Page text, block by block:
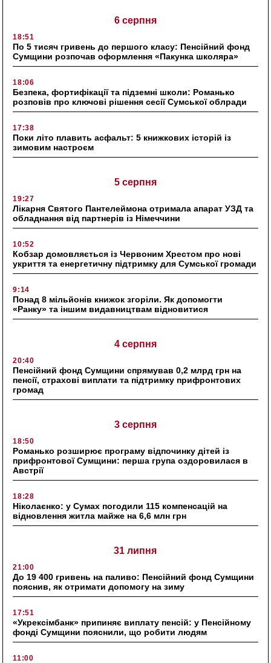
6 серпня
18:51
По 5 тисяч гривень до першого класу: Пенсійний фонд
Сумщини розпочав оформлення «Пакунка школяра»
18:06
Безпека, фортифікації та підземні школи: Романько
розповів про ключові рішення сесії Сумської облради
17:38
Поки літо плавить асфальт: 5 книжкових історій із
зимовим настроєм
5 серпня
19:27
Лікарня Святого Пантелеймона отримала апарат УЗД та
обладнання від партнерів із Німеччини
10:52
Кобзар домовляється із Червоним Хрестом про нові
укриття та енергетичну підтримку для Сумської громади
9:14
Понад 8 мільйонів книжок згоріли. Як допомогти
«Ранку» та іншим видавництвам відновитися
4 серпня
20:40
Пенсійний фонд Сумщини спрямував 0,2 млрд грн на
пенсії, страхові виплати та підтримку прифронтових
громад
3 серпня
18:50
Романько розширює програму відпочинку дітей із
прифронтової Сумщини: перша група оздоровилася в
Австрії
18:28
Ніколаєнко: у Сумах погодили 115 компенсацій на
відновлення житла майже на 6,6 млн грн
31 липня
21:00
До 19 400 гривень на паливо: Пенсійний фонд Сумщини
пояснив, як отримати допомогу на зиму
17:51
«Укрексімбанк» припиняє виплату пенсій: у Пенсійному
фонді Сумщини пояснили, що робити людям
11:00